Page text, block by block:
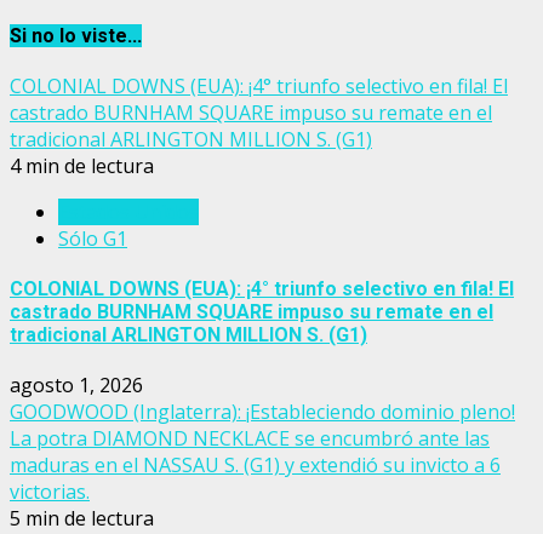
Si no lo viste...
COLONIAL DOWNS (EUA): ¡4° triunfo selectivo en fila! El
castrado BURNHAM SQUARE impuso su remate en el
tradicional ARLINGTON MILLION S. (G1)
4 min de lectura
Sólo G1
COLONIAL DOWNS (EUA): ¡4° triunfo selectivo en fila! El
castrado BURNHAM SQUARE impuso su remate en el
tradicional ARLINGTON MILLION S. (G1)
agosto 1, 2026
GOODWOOD (Inglaterra): ¡Estableciendo dominio pleno!
La potra DIAMOND NECKLACE se encumbró ante las
maduras en el NASSAU S. (G1) y extendió su invicto a 6
victorias.
5 min de lectura